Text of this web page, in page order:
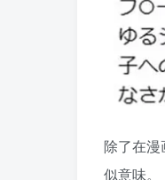
除了在
似意味。